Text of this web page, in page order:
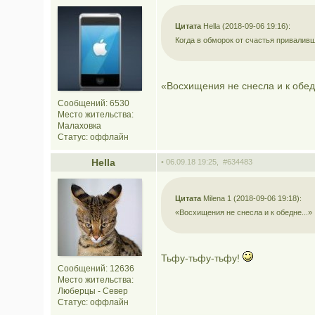
Сообщений: 6530
Место жительства:
Малаховка
Статус: оффлайн
Цитата Hella (2018-09-06 19:16):
Когда в обморок от счастья
«Восхищения не снесла и к
Hella • 06.09.18 19:25, #634483
Сообщений: 12636
Место жительства:
Люберцы - Север
Статус: оффлайн
Цитата Мilena 1 (2018-09-06 19:18):
«Восхищения не снесла и к обедне...»
Тьфу-тьфу-тьфу!